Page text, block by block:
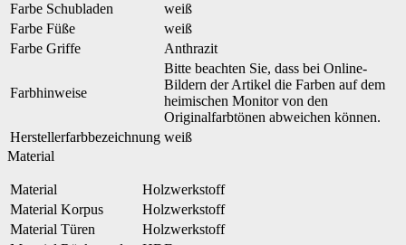
Farbe Schubladen
weiß
Farbe Füße
weiß
Farbe Griffe
Anthrazit
Farbhinweise
Bitte beachten Sie, dass bei Online-
Bildern der Artikel die Farben auf dem
heimischen Monitor von den
Originalfarbtönen abweichen können.
Herstellerfarbbezeichnung weiß
Material
Material
Holzwerkstoff
Material Korpus
Holzwerkstoff
Material Türen
Holzwerkstoff